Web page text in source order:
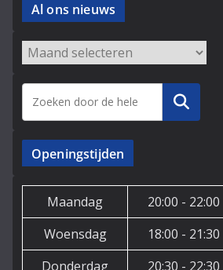
Al ons nieuws
Archieven
Zoeken
Openingstijden
Maandag 20:00 - 22:00
Woensdag
18:00 - 21:30
Donderdag
20:30 - 22:30